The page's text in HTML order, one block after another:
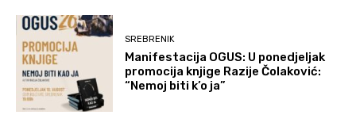
SREBRENIK
Manifestacija OGUS: U ponedjeljak
promocija knjige Razije Čolaković:
“Nemoj biti k’o ja”